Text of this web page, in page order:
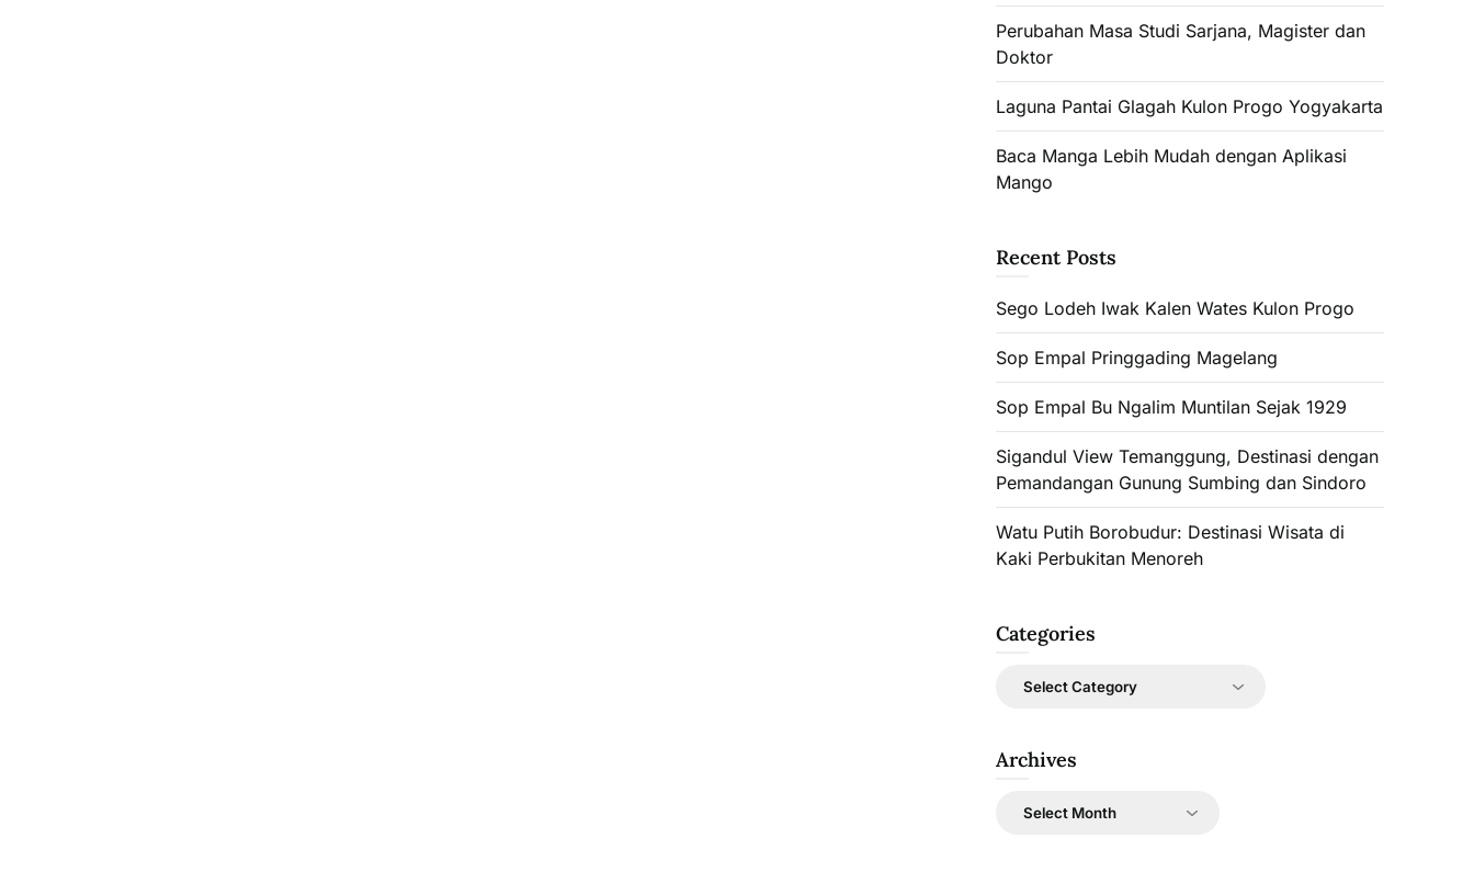
Perubahan Masa Studi Sarjana, Magister dan
Doktor
Laguna Pantai Glagah Kulon Progo Yogyakarta
Baca Manga Lebih Mudah dengan Aplikasi
Mango
Recent Posts
Sego Lodeh Iwak Kalen Wates Kulon Progo
Sop Empal Pringgading Magelang
Sop Empal Bu Ngalim Muntilan Sejak 1929
Sigandul View Temanggung, Destinasi dengan
Pemandangan Gunung Sumbing dan Sindoro
Watu Putih Borobudur: Destinasi Wisata di
Kaki Perbukitan Menoreh
Categories
Categories
Archives
Archives